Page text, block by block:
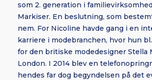
BORNHOLM
SUBSCRIBE
som 2. generation i
Markiser. En beslutning, som
nem. For Nicoline havde gang i en
karriere i modebranchen, hvor hun
for den britiske modedesigner Stella
London. I 2014 blev en
hendes far dog begyndelsen på det